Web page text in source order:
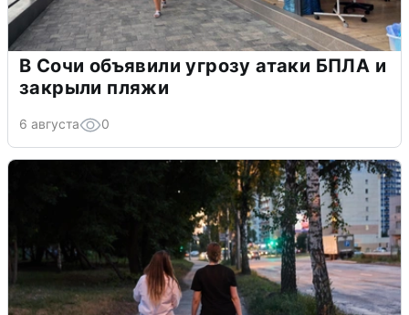
В Сочи объявили угрозу атаки БПЛА и
закрыли пляжи
6 августа 0